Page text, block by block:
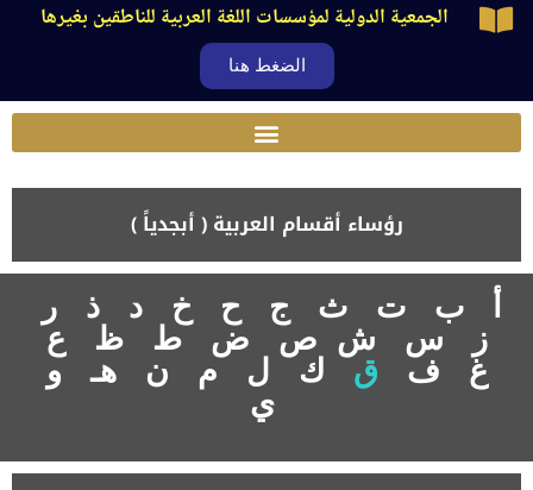
الجمعية الدولية لمؤسسات اللغة العربية للناطقين بغيرها
الضغط هنا
رؤساء أقسام العربية ( أبجدياً )
ب ت ث ج ح خ د ذ
ر
ز
س ش ص ض ط ظ
ع
غ
ف ق ك ل م ن هـ
و
ي